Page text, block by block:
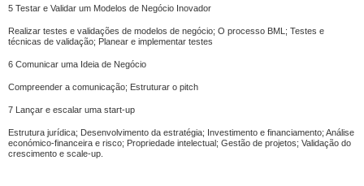
5 Testar e Validar um Modelos de Negócio Inovador
Realizar testes e validações de modelos de negócio; O processo BML; Testes e
técnicas de validação; Planear e implementar testes
6 Comunicar uma Ideia de Negócio
Compreender a comunicação; Estruturar o pitch
7 Lançar e escalar uma start-up
Estrutura jurídica; Desenvolvimento da estratégia; Investimento e financiamento; Análise
económico-financeira e risco; Propriedade intelectual; Gestão de projetos; Validação do
crescimento e scale-up.